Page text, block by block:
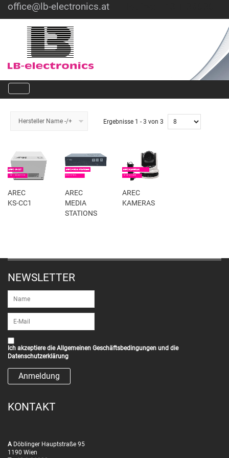
office@lb-electronics.at
Hersteller Name -/+ Ergebnisse 1 - 3 von 3
AREC
KS-CC1
AREC
MEDIA
STATIONS
AREC
KAMERAS
NEWSLETTER
Ich akzeptiere dieAllgemeinen Geschäftsbedingungen und die
Datenschutzerklärung
KONTAKT
A Döblinger Hauptstraße 95
1190 Wien